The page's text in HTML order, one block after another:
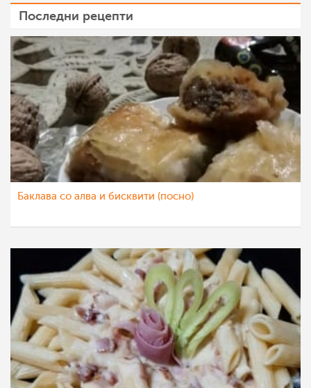
Последни рецепти
Баклава со алва и бисквити (посно)